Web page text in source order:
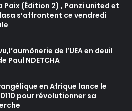
Paix (Édition 2) , Panzi united et
s’affrontent ce vendredi
de l’UEA en deuil
Paul NDETCHA
en Afrique lance le
pour révolutionner sa